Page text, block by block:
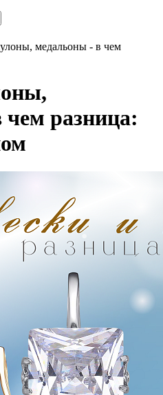
медальоны - в чем
разница: